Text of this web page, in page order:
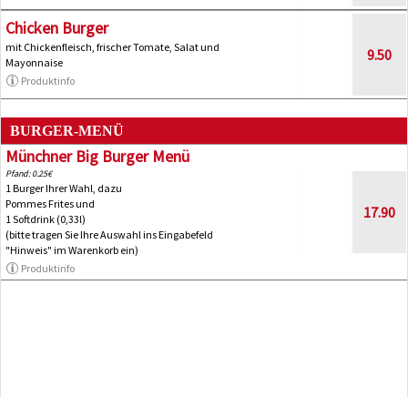
Chicken Burger
mit Chickenfleisch, frischer Tomate, Salat und
Mayonnaise
Produktinfo
9.50
BURGER-MENÜ
Münchner Big Burger Menü
Pfand: 0.25€
1 Burger Ihrer Wahl, dazu
Pommes Frites und
1 Softdrink (0,33l)
(bitte tragen Sie Ihre Auswahl ins Eingabefeld
"Hinweis" im Warenkorb ein)
Produktinfo
17.90